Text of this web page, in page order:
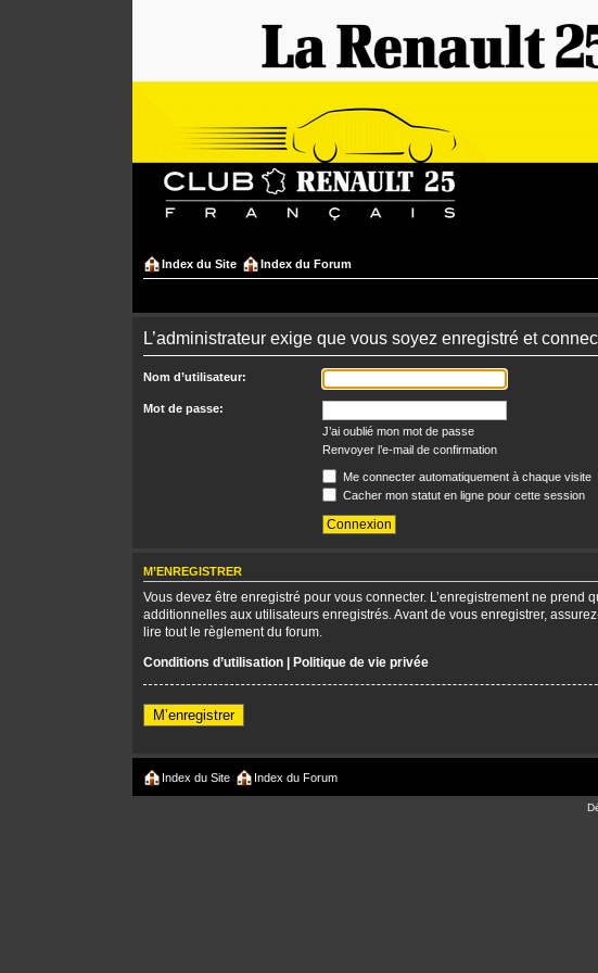
Index du Site Index du Forum
L’administrateur exige que vous soyez enregistré et
Nom d’utilisateur:
Mot de passe:
J’ai oublié mon mot de passe
Renvoyer l’e-mail de confirmation
Me connecter automatiquement à chaque visite
Cacher mon statut en ligne pour cette session
M’ENREGISTRER
Vous devez être enregistré pour vous connecter. L’enregistrement ne
additionnelles aux utilisateurs enregistrés. Avant de vous enregistrer,
lire tout le règlement du forum.
Conditions d’utilisation | Politique de vie privée
M’enregistrer
Index du Site Index du Forum